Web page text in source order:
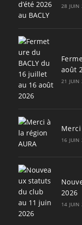
28 JUIN
août
21 JUIN
16 JUIN
2026
14 JUIN